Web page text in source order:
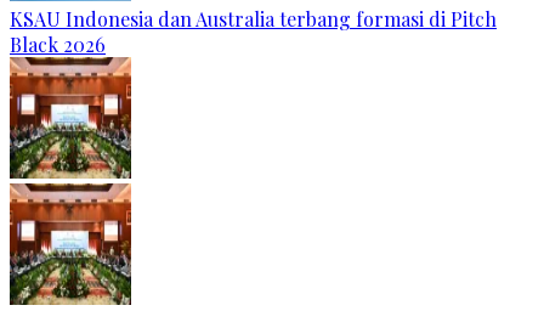
KSAU Indonesia dan Australia terbang formasi di Pitch
Black 2026